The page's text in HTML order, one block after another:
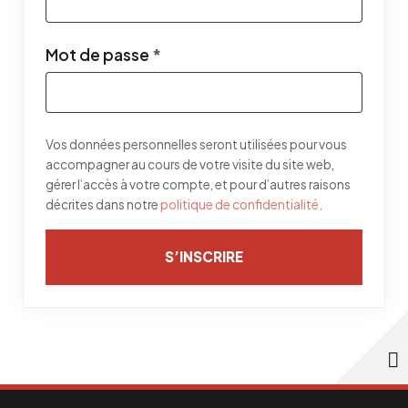
Mot de passe *
Vos données personnelles seront utilisées pour vous
accompagner au cours de votre visite du site web,
gérer l’accès à votre compte, et pour d’autres raisons
décrites dans notre politique de confidentialité
S’INSCRIRE